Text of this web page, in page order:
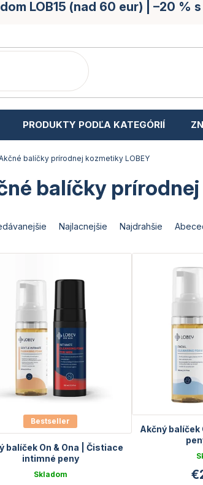
LOB15 (nad 60 eur) | –20 %
PRODUKTY PODĽA KATEGÓRIÍ
balíčky prírodnej kozmetiky LOBEY
balíčky prírodnej
Najlacnejšie Najdrahšie
Bestseller
balíček On & Ona | Čistiace
intimné peny
Skladom
Akčný balíček